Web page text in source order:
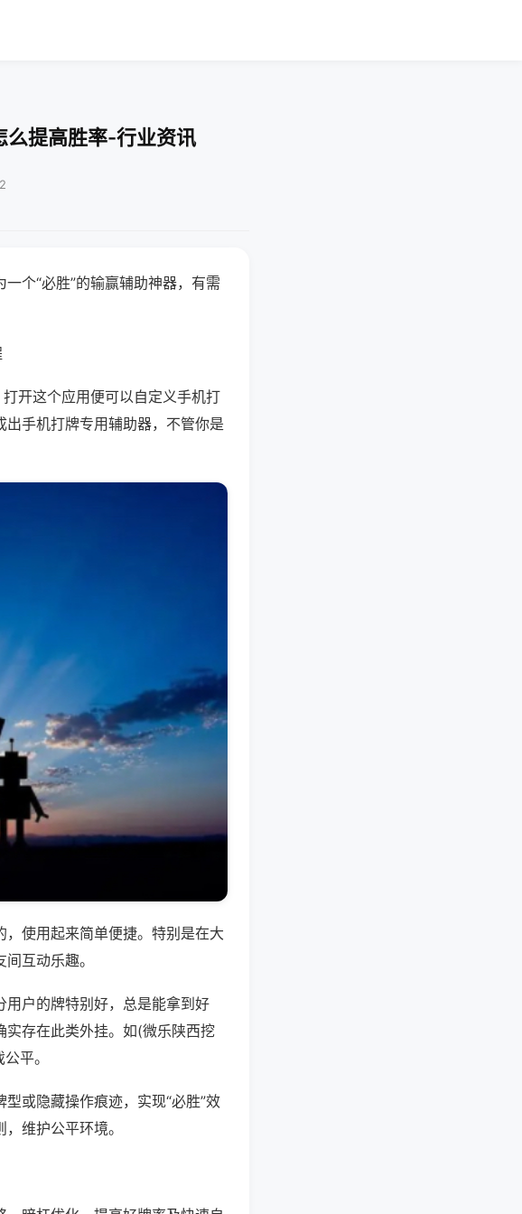
么提高胜率-行业资讯
个“必胜”的输赢辅助神器，有需
开这个应用便可以自定义手机打
手机打牌专用辅助器，不管你是
使用起来简单便捷。特别是在大
互动乐趣。
户的牌特别好，总是能拿到好
实存在此类外挂。如(微乐陕西挖
平。
或隐藏操作痕迹，实现“必胜”效
维护公平环境。